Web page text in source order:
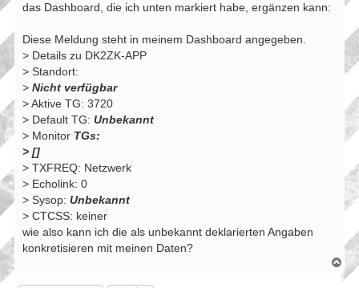
r
g
das Dashboard, die ich unten markiert habe, ergänzen kann:
Diese Meldung steht in meinem Dashboard angegeben.
> Details zu DK2ZK-APP
> Standort:
> Nicht verfügbar
> Aktive TG: 3720
> Default TG: Unbekannt
> Monitor TGs:
> []
> TXFREQ: Netzwerk
> Echolink: 0
> Sysop: Unbekannt
> CTCSS: keiner
wie also kann ich die als unbekannt deklarierten Angaben
konkretisieren mit meinen Daten?
a